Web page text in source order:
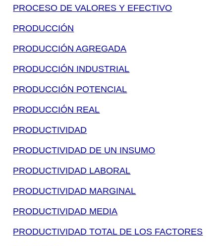
PROCESO DE VALORES Y EFECTIVO
PRODUCCIÓN
PRODUCCIÓN AGREGADA
PRODUCCIÓN INDUSTRIAL
PRODUCCIÓN POTENCIAL
PRODUCCIÓN REAL
PRODUCTIVIDAD
PRODUCTIVIDAD DE UN INSUMO
PRODUCTIVIDAD LABORAL
PRODUCTIVIDAD MARGINAL
PRODUCTIVIDAD MEDIA
PRODUCTIVIDAD TOTAL DE LOS FACTORES